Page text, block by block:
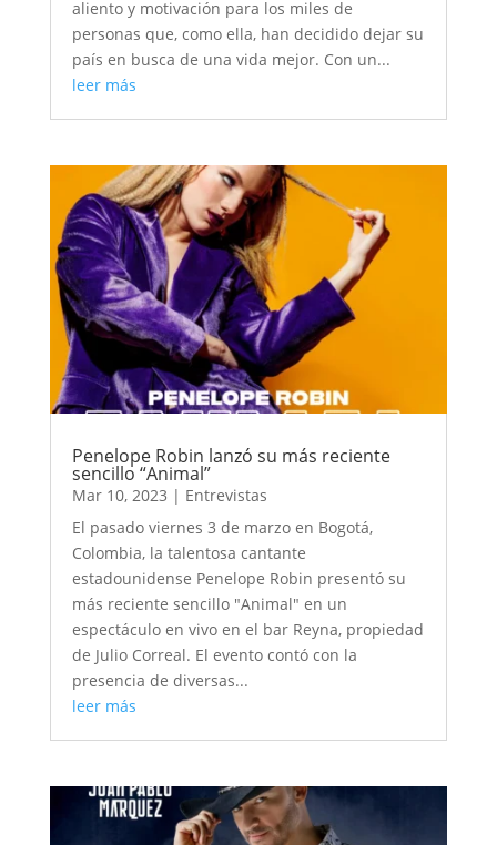
aliento y motivación para los miles de
personas que, como ella, han decidido dejar su
país en busca de una vida mejor. Con un...
leer más
Penelope Robin lanzó su más reciente
sencillo “Animal”
Mar 10, 2023 | Entrevistas
El pasado viernes 3 de marzo en Bogotá,
Colombia, la talentosa cantante
estadounidense Penelope Robin presentó su
más reciente sencillo "Animal" en un
espectáculo en vivo en el bar Reyna, propiedad
de Julio Correal. El evento contó con la
presencia de diversas...
leer más